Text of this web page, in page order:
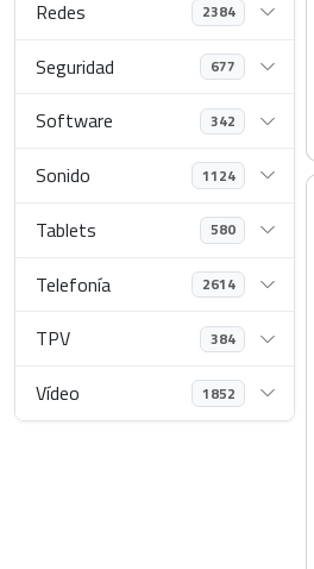
Redes 2384
Seguridad 677
Software 342
Sonido 1124
Tablets 580
Telefonía 2614
TPV 384
Vídeo 1852